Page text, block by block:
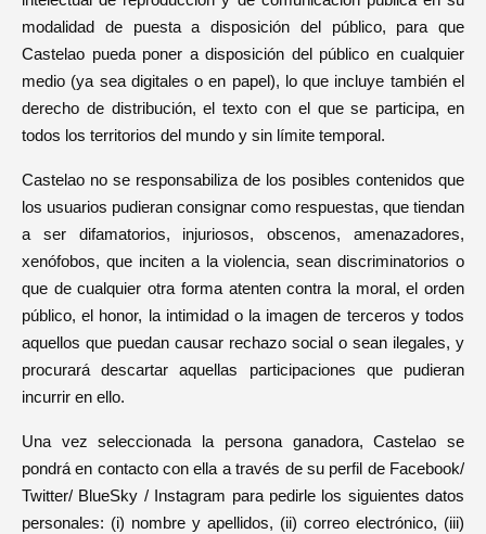
modalidad de puesta a disposición del público, para que
Castelao pueda poner a disposición del público en cualquier
medio (ya sea digitales o en papel), lo que incluye también el
derecho de distribución, el texto con el que se participa, en
todos los territorios del mundo y sin límite temporal.
Castelao no se responsabiliza de los posibles contenidos que
los usuarios pudieran consignar como respuestas, que tiendan
a ser difamatorios, injuriosos, obscenos, amenazadores,
xenófobos, que inciten a la violencia, sean discriminatorios o
que de cualquier otra forma atenten contra la moral, el orden
público, el honor, la intimidad o la imagen de terceros y todos
aquellos que puedan causar rechazo social o sean ilegales, y
procurará descartar aquellas participaciones que pudieran
incurrir en ello.
Una vez seleccionada la persona ganadora, Castelao se
pondrá en contacto con ella a través de su perfil de Facebook/
Twitter/ BlueSky / Instagram para pedirle los siguientes datos
personales: (i) nombre y apellidos, (ii) correo electrónico, (iii)